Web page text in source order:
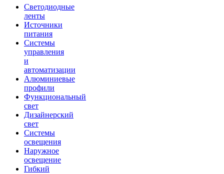
Светодиодные
ленты
Источники
питания
Системы
управления
и
автоматизации
Алюминиевые
профили
Функциональный
свет
Дизайнерский
свет
Системы
освещения
Наружное
освещение
Гибкий